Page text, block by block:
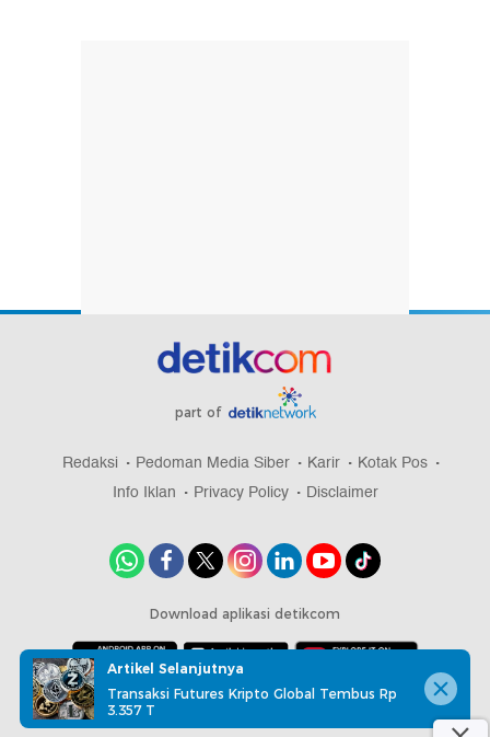
part of
Redaksi Pedoman Media Siber Karir
Kotak Pos
Info Iklan
Privacy Policy Disclaimer
Download aplikasi detikcom
Copyright @ 2026 detikcom, All right reserved
Artikel Selanjutnya
Transaksi Futures Kripto Global Tembus Rp
3.357 T